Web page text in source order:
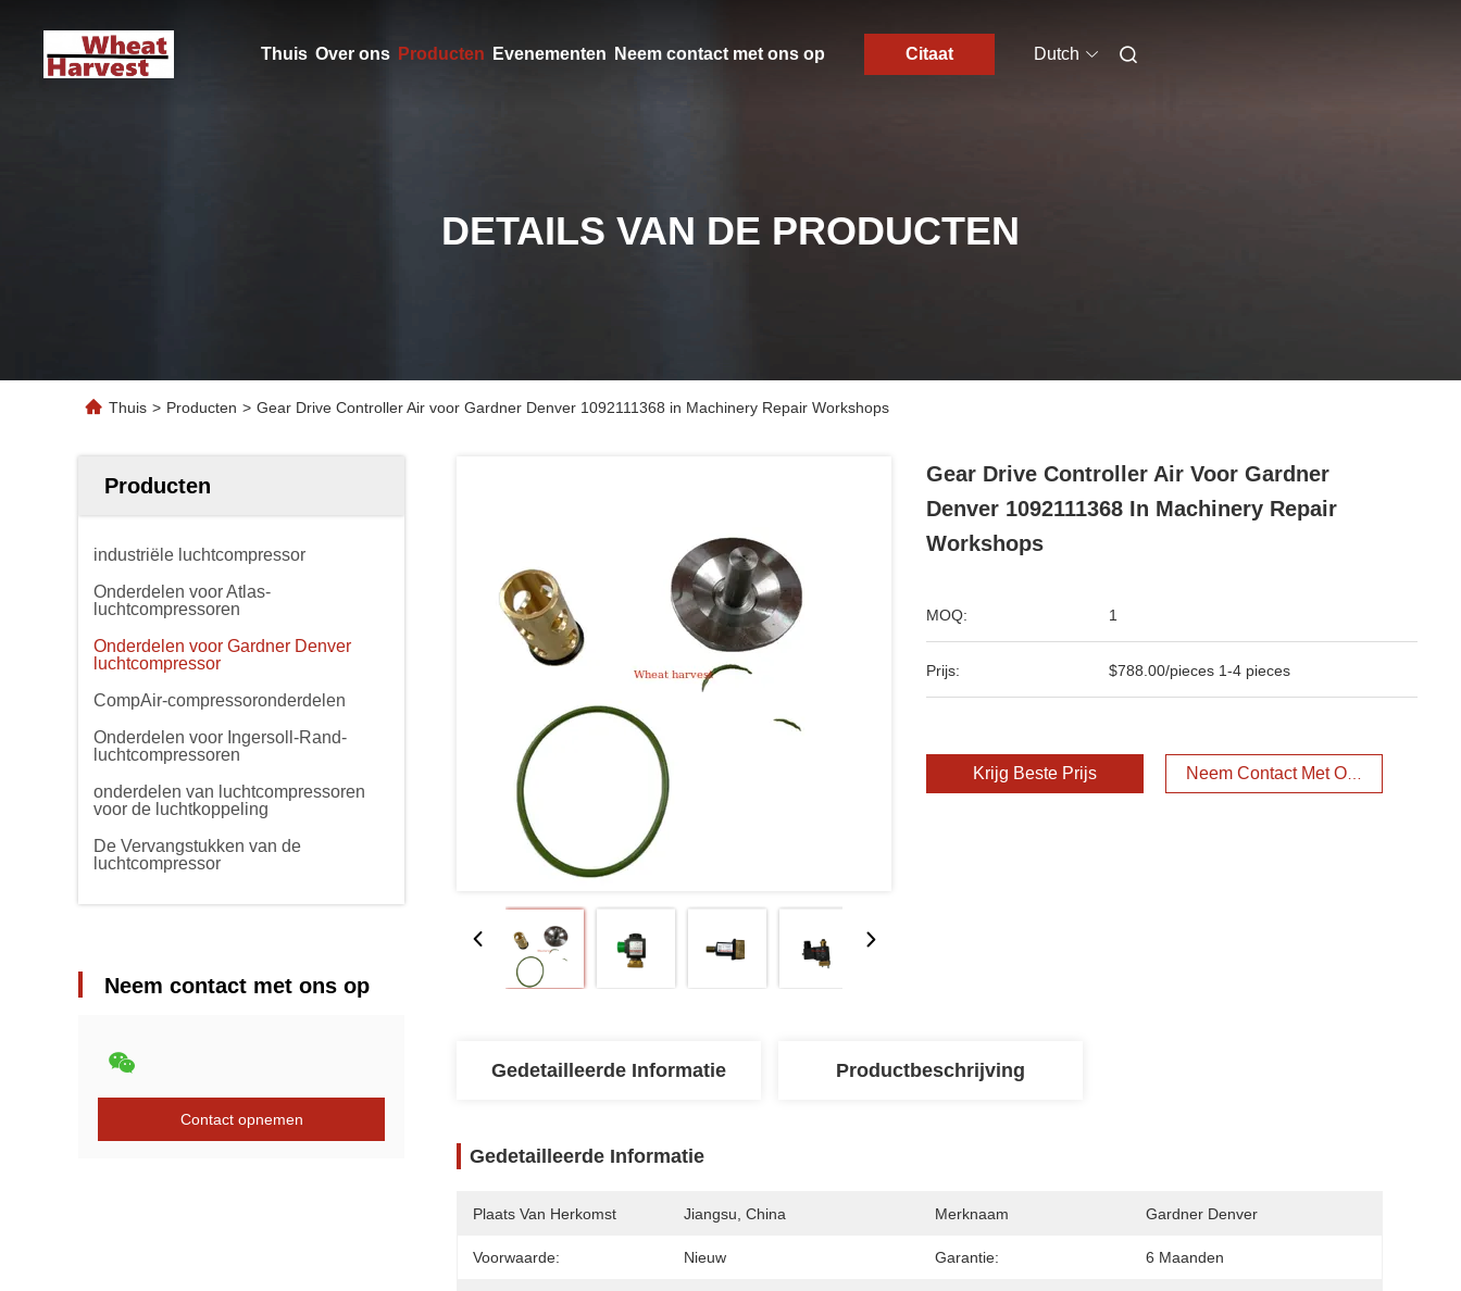
Thuis Over ons Producten Evenementen Neem contact met ons op Citaat Dutch
DETAILS VAN DE PRODUCTEN
Thuis > Producten > Gear Drive Controller Air voor Gardner Denver 1092111368 in Machinery Repair Workshops
Producten
industriële luchtcompressor
Onderdelen voor Atlas-
luchtcompressoren
Onderdelen voor Gardner Denver
luchtcompressor
CompAir-compressoronderdelen
Onderdelen voor Ingersoll-Rand-
luchtcompressoren
onderdelen van luchtcompressoren
voor de luchtkoppeling
De Vervangstukken van de
luchtcompressor
Neem contact met ons op
Contact opnemen
Gear Drive Controller Air Voor Gardner
Denver 1092111368 In Machinery Repair
Workshops
MOQ: 1
Prijs: $788.00/pieces 1-4 pieces
Krijg Beste Prijs Neem Contact Met Ons Op
Gedetailleerde Informatie Productbeschrijving
Gedetailleerde Informatie
Plaats Van Herkomst Jiangsu, China Merknaam Gardner Denver
Voorwaarde: Nieuw Garantie: 6 Maanden